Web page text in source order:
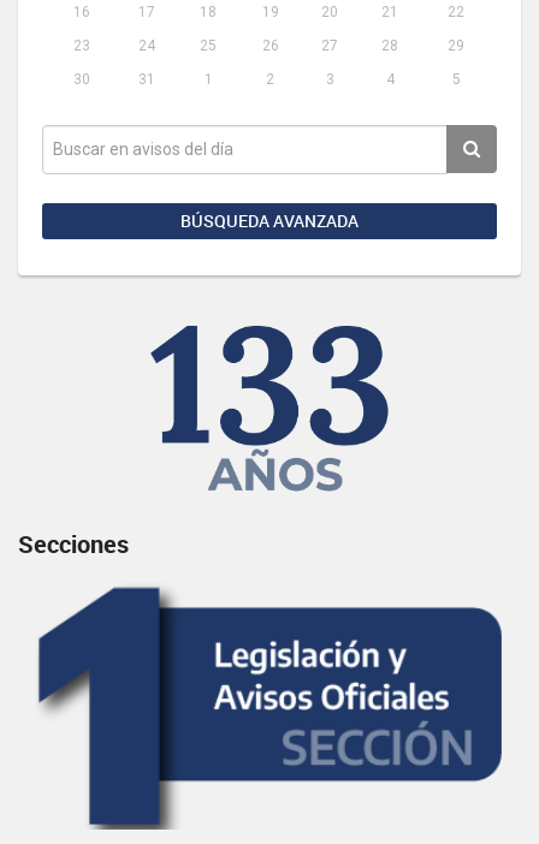
16
17 18 19 20 21
22
23
24 25 26 27 28
29
30
31 1 2 3 4 5
BÚSQUEDA AVANZADA
Secciones